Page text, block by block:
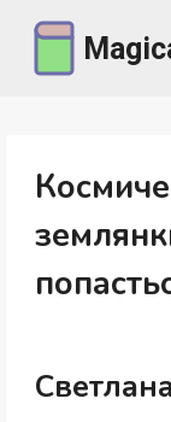
содержимому